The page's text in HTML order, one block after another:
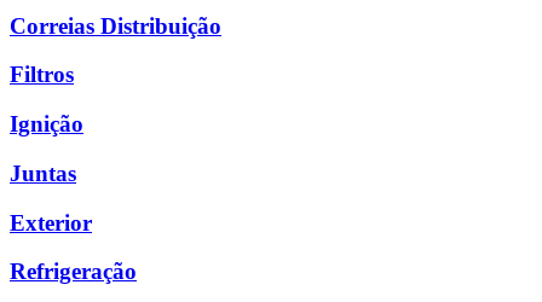
Correias Distribuição
Filtros
Ignição
Juntas
Exterior
Refrigeração